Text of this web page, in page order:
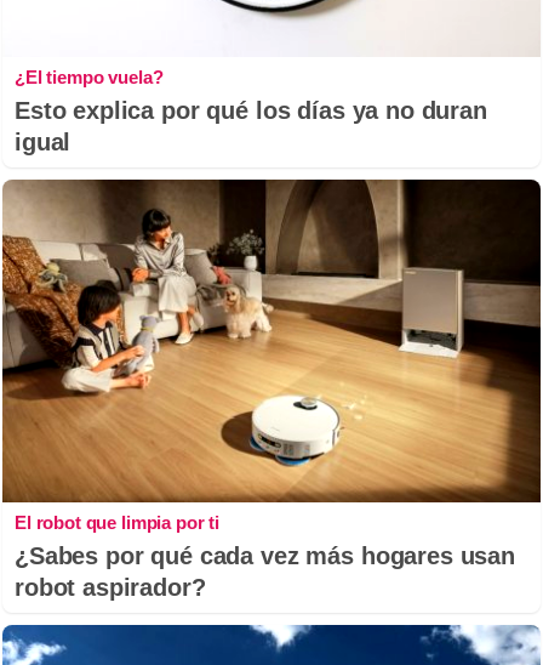
¿El tiempo vuela?
Esto explica por qué los días ya no duran
igual
El robot que limpia por ti
¿Sabes por qué cada vez más hogares usan
robot aspirador?